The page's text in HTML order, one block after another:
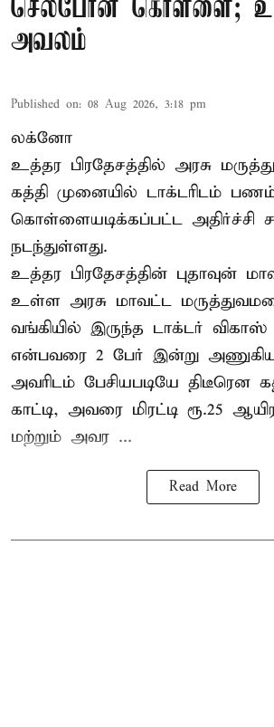
செல்போன் கொள்ளை;
அவலம்
Published on: 08 Aug 2026, 3:18 pm
லக்னோ
உத்தர பிரதேசத்தில் அரசு
கத்தி முனையில் டாக்டரிடம்
கொள்ளையடிக்கப்பட்ட அதிர்ச்சி
நடந்துள்ளது.
உத்தர பிரதேசத்தின் புதாவுன்
உள்ள அரசு மாவட்ட
வங்கியில் இருந்த டாக்டர் விகாஸ்
என்பவரை 2 பேர் இன்று
அவரிடம் பேசியபடியே திடீரென
காட்டி, அவரை மிரட்டி ரூ.25
மற்றும் அவர ...
Read More